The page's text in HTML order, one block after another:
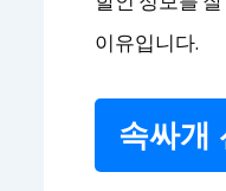
이유입니다.
속싸개